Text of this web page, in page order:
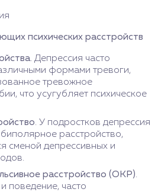
психических расстройств
. Депрессия часто
формами тревоги,
тревожное
что усугубляет психическое
. У подростков депрессия
расстройство,
сменой депрессивных и
расстройство (ОКР).
поведение, часто